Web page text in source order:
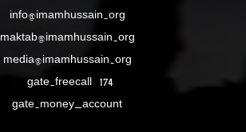
info@imamhussain.org
maktab@imamhussain.org
media@imamhussain.org
gate.freecall 174
gate.money_account